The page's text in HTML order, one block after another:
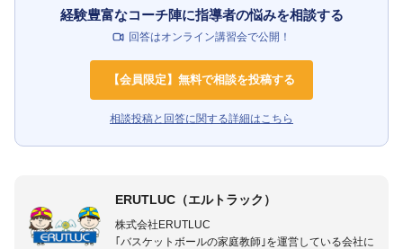
経験豊富なコーチ陣に指導者の悩みを相談する
回答はオンライン講習会で公開！
【会員限定】無料で相談を投稿する
相談投稿と回答に関する詳細はこちら
ERUTLUC（エルトラック）
株式会社ERUTLUC
｢バスケットボールの家庭教師｣を運営している会社に